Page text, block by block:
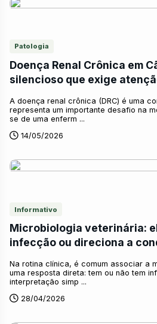
Patologia
Doença Renal Crônica em
silencioso que exige
A doença renal crônica (DRC) é uma
representa um importante desafio na
se de uma enferm ...
14/05/2026
Informativo
Microbiologia veterinária:
infecção ou direciona a
Na rotina clínica, é comum associar a
uma resposta direta: tem ou não tem
interpretação simp ...
28/04/2026